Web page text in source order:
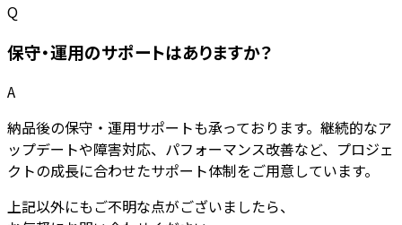
Q
保守・運用のサポートはありますか？
A
納品後の保守・運用サポートも承っております。継続的なア
ップデートや障害対応、パフォーマンス改善など、プロジェ
クトの成長に合わせたサポート体制をご用意しています。
上記以外にもご不明な点がございましたら、